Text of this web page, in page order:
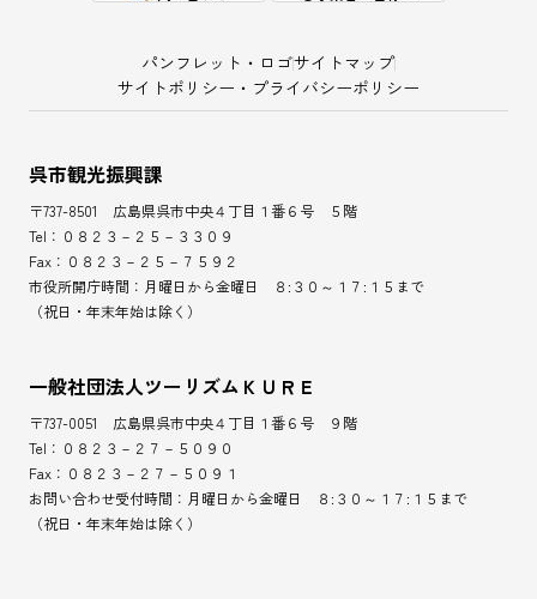
パンフレット・ロゴサイトマップ
サイトポリシー・プライバシーポリシー
呉市観光振興課
〒737-8501 広島県呉市中央４丁目１番６号 ５階
Tel：０８２３－２５－３３０９
Fax：０８２３－２５－７５９２
市役所開庁時間：月曜日から金曜日 ８:３０～１７:１５まで
（祝日・年末年始は除く）
一般社団法人ツーリズムＫＵＲＥ
〒737-0051 広島県呉市中央４丁目１番６号 ９階
Tel：０８２３－２７－５０９０
Fax：０８２３－２７－５０９１
お問い合わせ受付時間：月曜日から金曜日 ８:３０～１７:１５まで
（祝日・年末年始は除く）